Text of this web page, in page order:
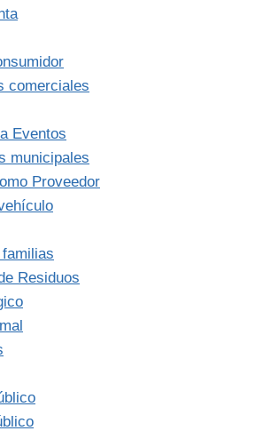
comerciales
Eventos
municipales
Proveedor
Residuos